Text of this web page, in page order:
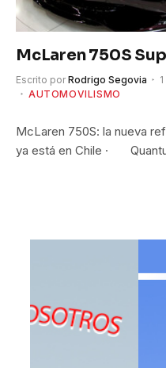
McLaren 750S
Escrito por Rodrigo Segovia
AUTOMOVILISMO
McLaren 750S: la nueva
ya está en Chile ·